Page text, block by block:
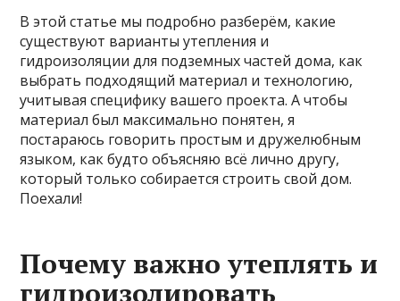
В этой статье мы подробно разберём, какие
существуют варианты утепления и
гидроизоляции для подземных частей дома, как
выбрать подходящий материал и технологию,
учитывая специфику вашего проекта. А чтобы
материал был максимально понятен, я
постараюсь говорить простым и дружелюбным
языком, как будто объясняю всё лично другу,
который только собирается строить свой дом.
Поехали!
Почему важно утеплять и
гидроизолировать